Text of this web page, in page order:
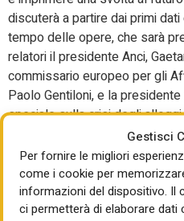
Gestisci
Per fornire le migliori
come i cookie per
informazioni del dispositivo. Il
ci permetterà di elaborare
discuterà a partire dai primi
tempo delle opere, che sarà
relatori il presidente Anci,
commissario europeo per gli
Paolo Gentiloni, e la
speciale sulla crisi degli alloggi
Tinagli. L’assemblea si aprirà
Roma, Roberto Gualtieri. E’
messaggio del presidente
Il 26 giugno